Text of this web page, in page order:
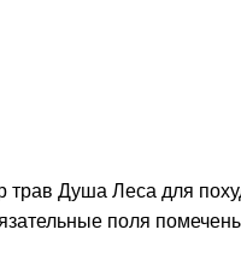
трав Душа Леса для
поля